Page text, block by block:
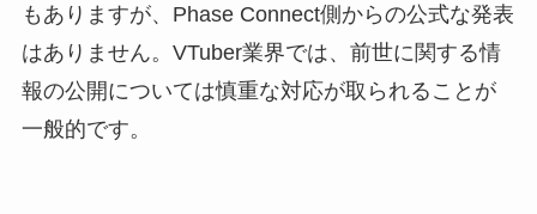
もありますが、Phase Connect側からの公式な発表
はありません。VTuber業界では、前世に関する情
報の公開については慎重な対応が取られることが
一般的です。